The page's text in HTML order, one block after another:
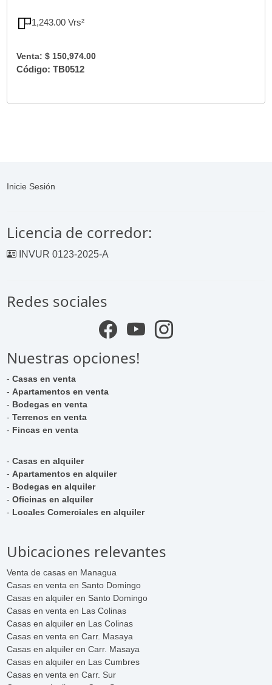
1,243.00 Vrs²
Venta: $ 150,974.00
Código: TB0512
Inicie Sesión
Licencia de corredor:
INVUR 0123-2025-A
Redes sociales
Nuestras opciones!
-Casas en venta
-Apartamentos en venta
- Bodegas en venta
-Terrenos en venta
- Fincas en venta
-Casas en alquiler
-Apartamentos en alquiler
- Bodegas en alquiler
-Oficinas en alquiler
- Locales Comerciales en alquiler
Ubicaciones relevantes
Venta de casas en Managua
Casas en venta en Santo Domingo
Casas en alquiler en Santo Domingo
Casas en venta en Las Colinas
Casas en alquiler en Las Colinas
Casas en venta en Carr. Masaya
Casas en alquiler en Carr. Masaya
Casas en alquiler en Las Cumbres
Casas en venta en Carr. Sur